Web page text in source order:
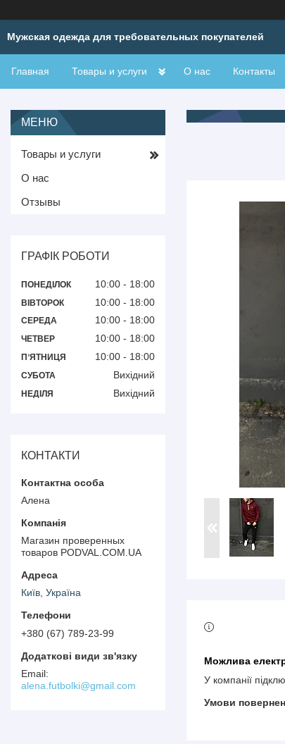
Мужская одежда для требовательных покупателей
Главная Товары и услуги О нас Контакты
У компанії
Товары и услуги
О нас
Отзывы
ГРАФІК РОБОТИ
ПОНЕДІЛОК 10:00 18:00
ВІВТОРОК 10:00 18:00
СЕРЕДА 10:00 18:00
ЧЕТВЕР 10:00 18:00
ПʼЯТНИЦЯ 10:00 18:00
СУБОТА Вихідний
НЕДІЛЯ Вихідний
КОНТАКТИ
Алена
Магазин проверенных
товаров PODVAL.СOM.UA
Київ, Україна
+380 (67) 789-23-99
alena.futbolki@gmail.com